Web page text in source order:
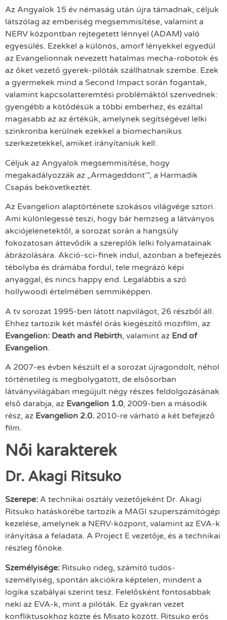
Az Angyalok 15 év némaság után újra támadnak, céljuk
látszólag az emberiség megsemmisítése, valamint a
NERV központban rejtegetett lénnyel (ADAM) való
egyesülés. Ezekkel a különös, amorf lényekkel egyedül
az Evangelionnak nevezett hatalmas mecha-robotok és
az őket vezető gyerek-pilóták szállhatnak szembe. Ezek
a gyermekek mind a Second Impact során fogantak,
valamint kapcsolatteremtési problémáktól szenvednek:
gyengébb a kötődésük a többi emberhez, és ezáltal
magasabb az az értékük, amelynek segítségével lelki
szinkronba kerülnek ezekkel a biomechanikus
szerkezetekkel, amiket irányítaniuk kell.
Céljuk az Angyalok megsemmisítése, hogy
megakadályozzák az „Armageddont’”, a Harmadik
Csapás bekövetkeztét.
Az Evangelion alaptörténete szokásos világvége sztori.
Ami különlegessé teszi, hogy bár hemzseg a látványos
akciójelenetektől, a sorozat során a hangsúly
fokozatosan áttevődik a szereplők lelki folyamatainak
ábrázolására. Akció-sci-finek indul, azonban a befejezés
tébolyba és drámába fordul, tele megrázó képi
anyaggal, és nincs happy end. Legalábbis a szó
hollywoodi értelmében semmiképpen.
A tv sorozat 1995-ben látott napvilágot, 26 részből áll.
Ehhez tartozik két másfél órás kiegészítő mozifilm, az
Evangelion: Death and Rebirth, valamint az End of
Evangelion.
A 2007-es évben készült el a sorozat újragondolt, néhol
történetileg is megbolygatott, de elsősorban
látványvilágában megújult négy részes feldolgozásának
első darabja, az Evangelion 1.0, 2009-ben a második
rész, az Evangelion 2.0. 2010-re várható a két befejező
film.
Női karakterek
Dr. Akagi Ritsuko
Szerepe: A technikai osztály vezetőjeként Dr. Akagi
Ritsuko hatáskörébe tartozik a MAGI szuperszámítógép
kezelése, amelynek a NERV-központ, valamint az EVA-k
irányítása a feladata. A Project E vezetője, és a technikai
részleg főnöke.
Személyisége: Ritsuko rideg, számító tudós-
személyiség, spontán akciókra képtelen, mindent a
logika szabályai szerint tesz. Felelősként fontosabbak
neki az EVA-k, mint a pilóták. Ez gyakran vezet
konfliktusokhoz közte és Misato között. Ritsuko erős